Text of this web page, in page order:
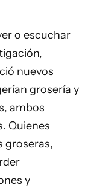
o escuchar
nuevos
grosería y
ambos
Quienes
groseras,
y